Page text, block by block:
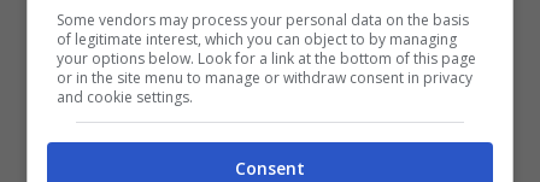
Daniele Tardocchi, ispettore della Polizia di
Stato di45 anni, la vittima dell’incidente di
caccia verificatosi nella mattinata di venerdì
scorso, 20 gennaio, nei boschi dello
Il 45enne si era recato inlocalità Baluini
Some vendors may process your personal data on the basis
of legitimate interest, which you can object to by managing
your options below. Look for a link at the bottom of this page
or in the site menu to manage or withdraw consent in privacy
and cookie settings.
Consent